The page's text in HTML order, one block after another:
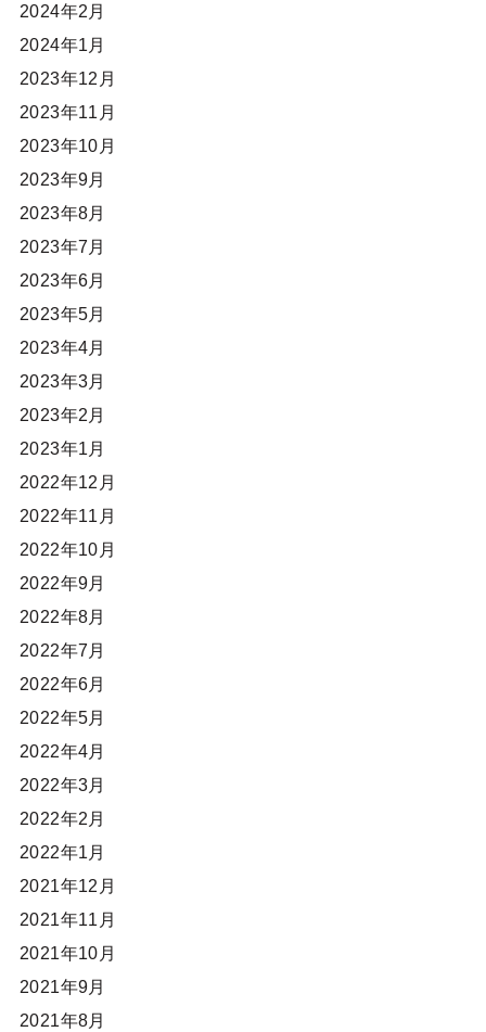
2024年2月
2024年1月
2023年12月
2023年11月
2023年10月
2023年9月
2023年8月
2023年7月
2023年6月
2023年5月
2023年4月
2023年3月
2023年2月
2023年1月
2022年12月
2022年11月
2022年10月
2022年9月
2022年8月
2022年7月
2022年6月
2022年5月
2022年4月
2022年3月
2022年2月
2022年1月
2021年12月
2021年11月
2021年10月
2021年9月
2021年8月